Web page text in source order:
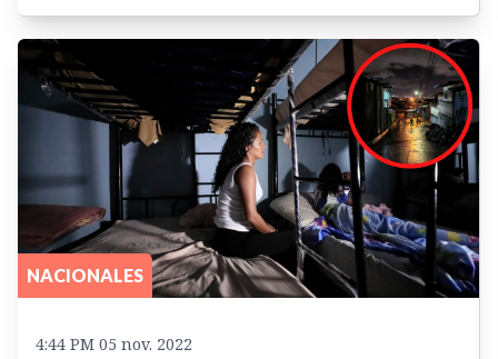
NACIONALES
4:44 PM 05 nov. 2022